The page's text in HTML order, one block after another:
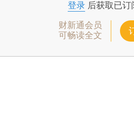
登录后获取已订
财新通会员
可畅读全文